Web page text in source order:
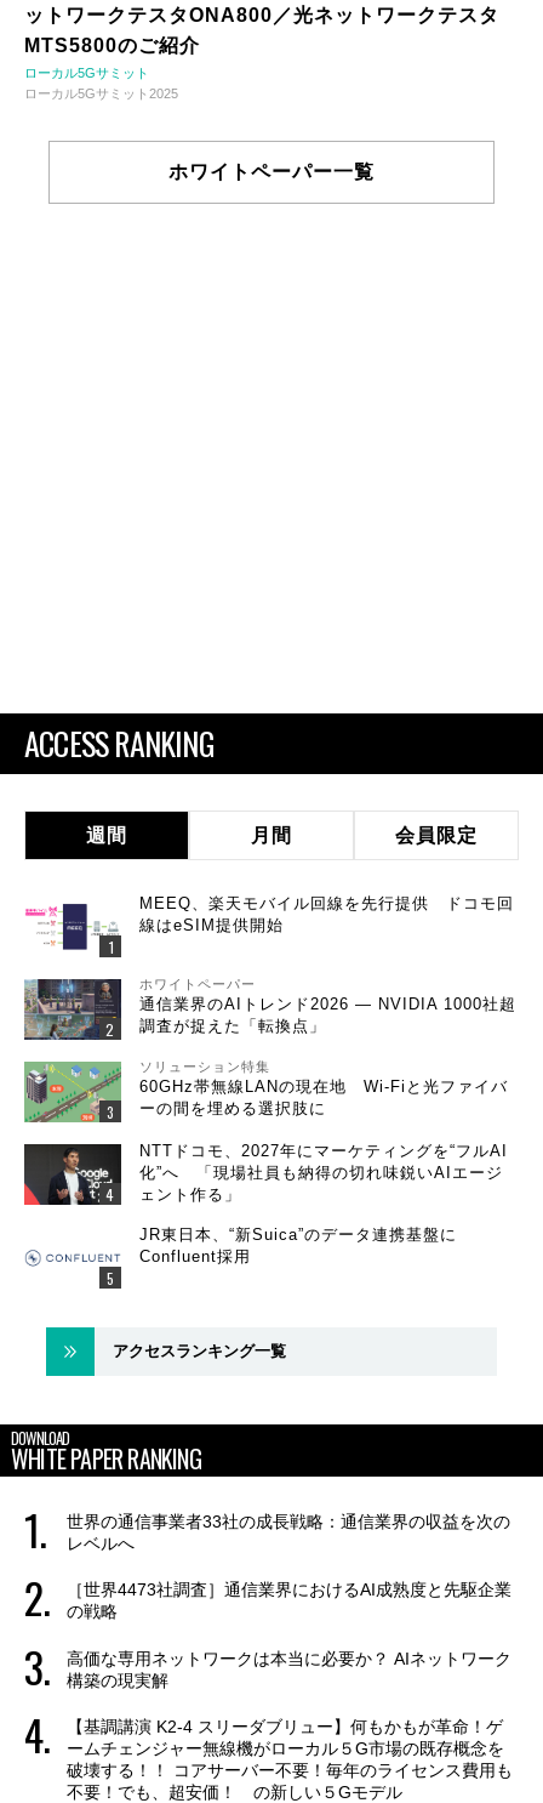
ットワークテスタONA800／光ネットワークテスタ
MTS5800のご紹介
ローカル5Gサミット
ローカル5Gサミット2025
ホワイトペーパー一覧
ACCESS RANKING
週間 月間 会員限定
MEEQ、楽天モバイル回線を先行提供 ドコモ回
線はeSIM提供開始
ホワイトペーパー
通信業界のAIトレンド2026 ― NVIDIA 1000社超
調査が捉えた「転換点」
ソリューション特集
60GHz帯無線LANの現在地 Wi-Fiと光ファイバ
ーの間を埋める選択肢に
NTTドコモ、2027年にマーケティングを“フルAI
化”へ 「現場社員も納得の切れ味鋭いAIエージ
ェント作る」
JR東日本、“新Suica”のデータ連携基盤に
Confluent採用
アクセスランキング一覧
DOWNLOAD
WHITE PAPER RANKING
世界の通信事業者33社の成長戦略：通信業界の収益を次の
レベルへ
［世界4473社調査］通信業界におけるAI成熟度と先駆企業
の戦略
高価な専用ネットワークは本当に必要か？ AIネットワーク
構築の現実解
【基調講演 K2-4 スリーダブリュー】何もかもが革命！ゲ
ームチェンジャー無線機がローカル５G市場の既存概念を
破壊する！！ コアサーバー不要！毎年のライセンス費用も
不要！でも、超安価！ の新しい５Gモデル